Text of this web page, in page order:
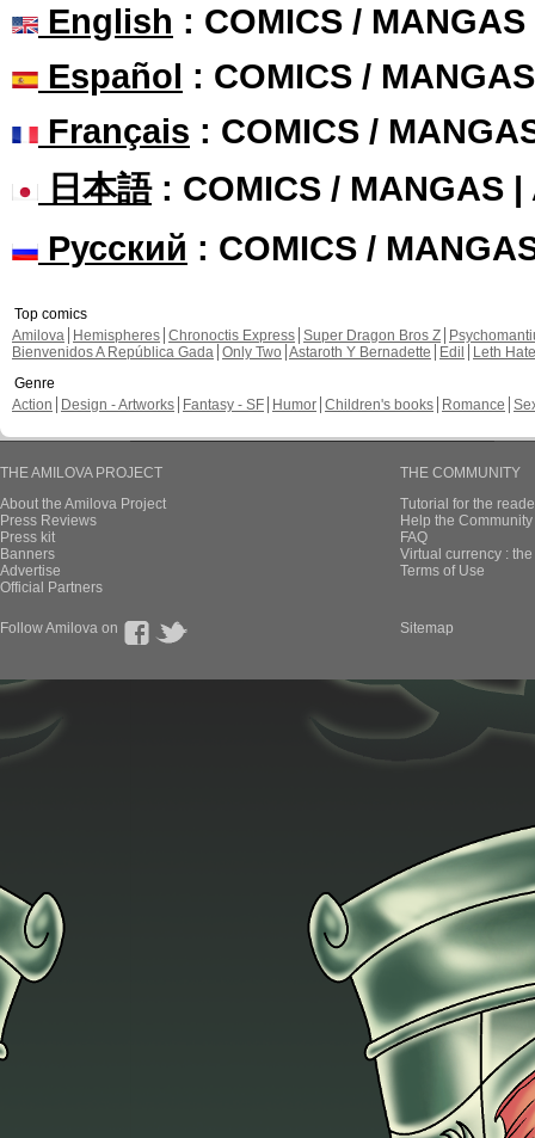
English : COMICS /
Español : COMICS /
Français : COMICS /
日本語: COMICS / MANGAS |
Русский : COMICS /
Top comics
Amilova
Hemispheres Chronoctis Express Super Dragon Bros Z
Bienvenidos A República Gada Only Two Astaroth Y Bernadette Edil
Leth Hate
Genre
Action
Design - Artworks Fantasy - SF Humor Children's books Romance
THE AMILOVA PROJECT
About the Amilova Project
Press Reviews
Press kit
Banners
Advertise
Official Partners
THE COMMUNITY
Tutorial for the
Help the
FAQ
Virtual currency :
Terms of Use
Follow Amilova on Sitemap